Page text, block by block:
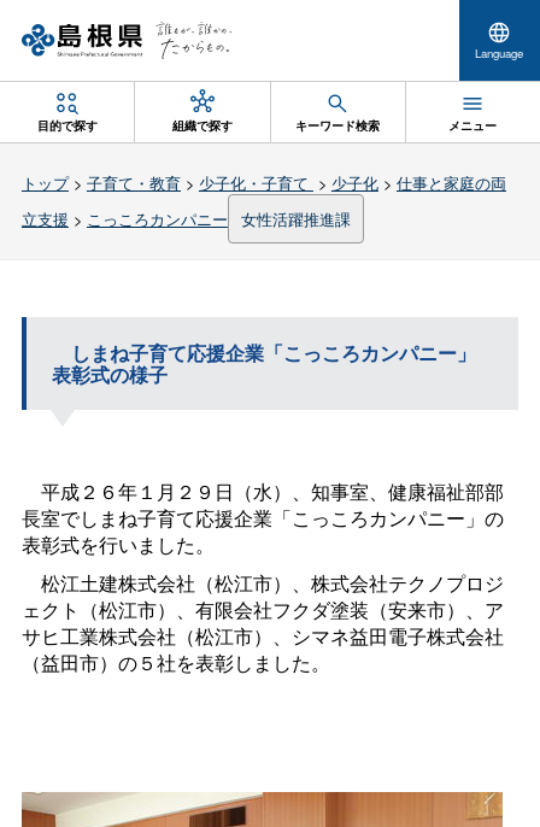
Language
目的で探す 組織で探す キーワード検索 メニュー
トップ> 子育て・教育> 少子化・子育て > 少子化> 仕事と家庭の両
立支援 > こっころカンパニー 女性活躍推進課
しまね子育て応援企業「こっころカンパニー」
表彰式の様子
平成２６年１月２９日（水）、知事室、健康福祉部部
長室でしまね子育て応援企業「こっころカンパニー」の
表彰式を行いました。
松江土建株式会社（松江市）、株式会社テクノプロジ
ェクト（松江市）、有限会社フクダ塗装（安来市）、ア
サヒ工業株式会社（松江市）、シマネ益田電子株式会社
（益田市）の５社を表彰しました。